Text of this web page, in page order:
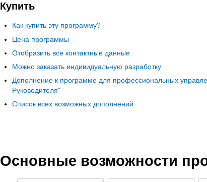
Купить
Как купить эту программу?
Цена программы
Отобразить все контактные данные
Можно заказать индивидуальную разработку
Дополнение к программе для профессиональных
Руководителя"
Список всех возможных дополнений
Основные возможности